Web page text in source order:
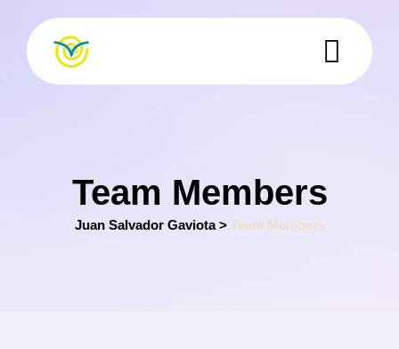
Team Members
Juan Salvador Gaviota> Team Members